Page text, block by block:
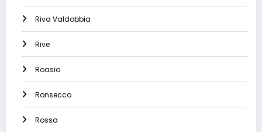
Riva Valdobbia
Rive
Roasio
Ronsecco
Rossa